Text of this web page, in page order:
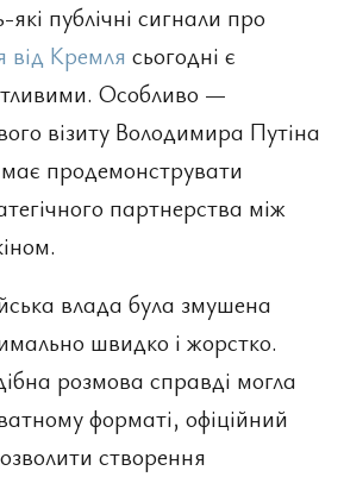
публічні сигнали про
від Кремля сьогодні є
Особливо —
візиту Володимира Путіна
продемонструвати
партнерства між
влада була змушена
швидко і жорстко.
розмова справді могла
форматі, офіційний
створення